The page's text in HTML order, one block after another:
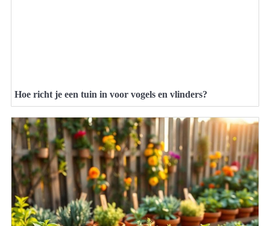
Hoe richt je een tuin in voor vogels en vlinders?